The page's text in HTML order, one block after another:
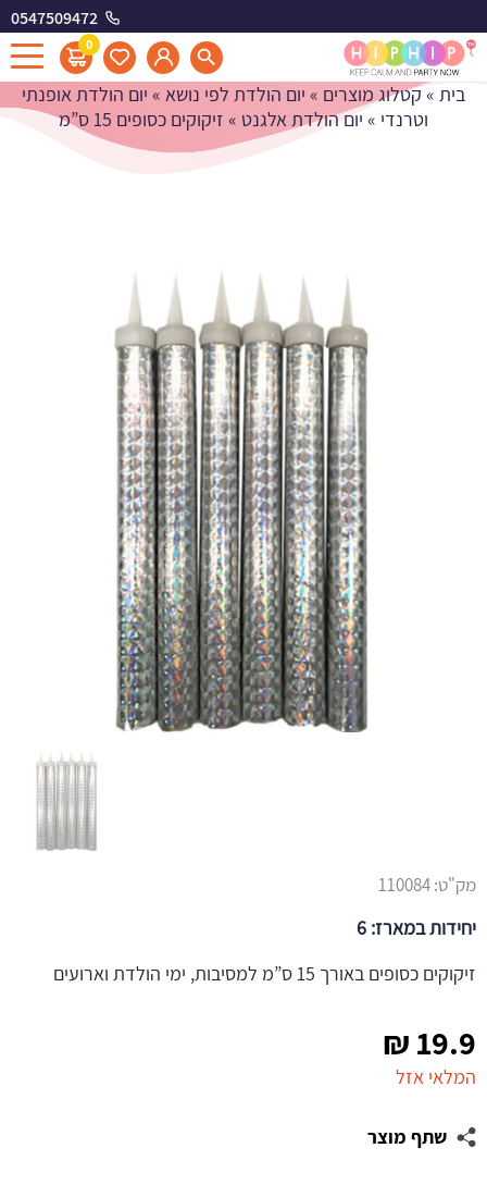
0547509472
0 זיקוקים כסופים 15 ס"מ
בית »קטלוג מוצרים » יום הולדת לפי נושא » יום הולדת אופנתי
וטרנדי » יום הולדת אלגנט » זיקוקים כסופים 15 ס”מ
19.9
₪
המלאי אזל
שתף מוצר
מק"ט:110084
יחידות במארז: 6
זיקוקים כסופים באורך 15 ס”מ למסיבות, ימי הולדת וארועים